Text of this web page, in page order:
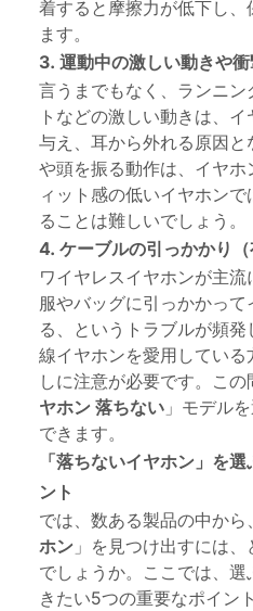
着すると摩擦力が低下し
ます。
3. 運動中の激しい動きや
言うまでもなく、ランニ
トなどの激しい動きは、
与え、耳から外れる原因
や頭を振る動作は、イヤ
ィット感の低いイヤホン
ることは難しいでしょう。
4. ケーブルの引っかかり（
ワイヤレスイヤホンが主
服やバッグに引っかかっ
る、というトラブルが頻
線イヤホンを愛用してい
しに注意が必要です。この
ヤホン 落ちない 」モデル
できます。
「落ちないイヤホン」を
ント
では、数ある製品の中から
ホン 」を見つけ出すには
でしょうか。ここでは、
きたい5つの重要なポイン